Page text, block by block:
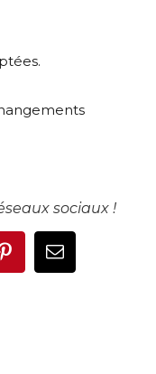
sociaux !
PinterestEmail